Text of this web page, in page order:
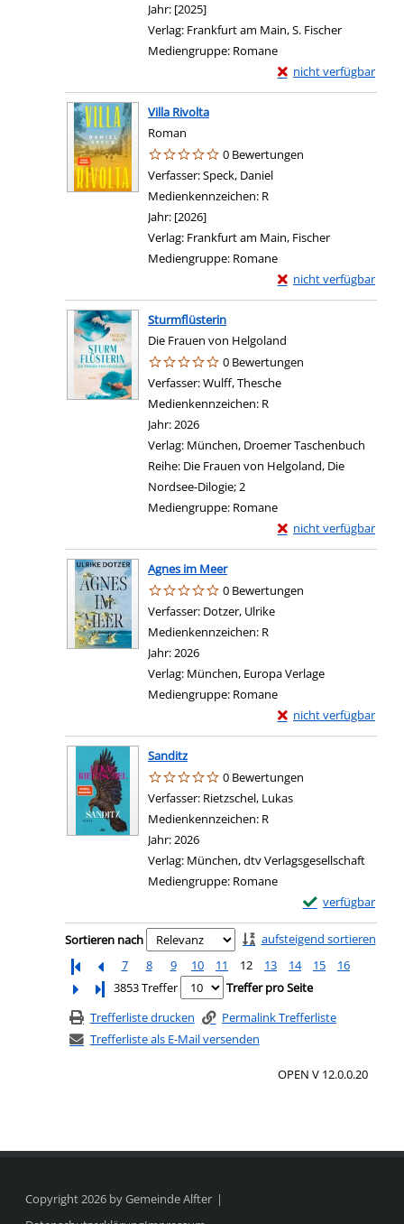
Jahr: [2025]
Verlag: Frankfurt am Main, S. Fischer
Mediengruppe: Romane
nicht verfügbar
Exemplar-Details von
Villa Rivolta
Roman
0 Bewertungen
Verfasser:Speck, Daniel
Medienkennzeichen: R
Jahr: [2026]
Verlag: Frankfurt am Main, Fischer
Mediengruppe: Romane
nicht verfügbar
Exemplar-Details von
Sturmflüsterin
Die Frauen von Helgoland
0 Bewertungen
Verfasser:Wulff, Thesche
Medienkennzeichen: R
Jahr:2026
Verlag: München, Droemer Taschenbuch
Reihe: Die Frauen von Helgoland, Die
Nordsee-Dilogie; 2
Mediengruppe: Romane
nicht verfügbar
Exemplar-Details von
Agnes im Meer
0 Bewertungen
Verfasser: Dotzer, Ulrike
Medienkennzeichen: R
Jahr:2026
Verlag: München, Europa Verlage
Mediengruppe: Romane
nicht verfügbar
Exemplar-Details von
Sanditz
0 Bewertungen
Verfasser: Rietzschel, Lukas
Medienkennzeichen: R
Jahr:2026
Verlag: München, dtv Verlagsgesellschaft
Mediengruppe: Romane
verfügbar
Exemplar-Details
Zu den Suchfiltern springen
Sortieren nach
aufsteigend sortieren
7
8 9 10 11 12 13 14 15
16
Letzte Seite
3853 Treffer
Treffer pro Seite
Trefferliste drucken
Permalink Trefferliste
Trefferliste als E-Mail versenden
OPEN V 12.0.0.20
Copyright 2026 by Gemeinde Alfter